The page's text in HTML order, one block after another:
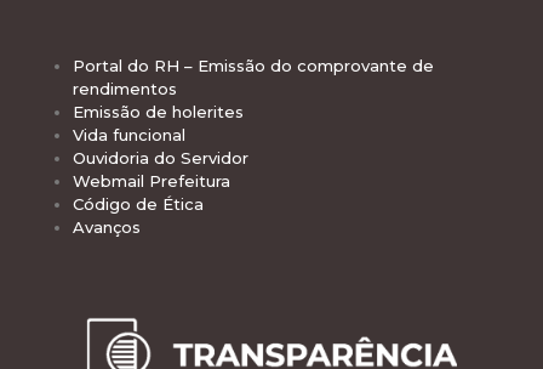
Portal do RH – Emissão do comprovante de
rendimentos
Emissão de holerites
Vida funcional
Ouvidoria do Servidor
Webmail Prefeitura
Código de Ética
Avanços